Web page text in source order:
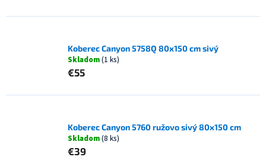
Koberec Canyon 5758Q 80x150 cm sivý
Skladom(1 ks)
€55
Koberec Canyon 5760 ružovo sivý 80x150 cm
Skladom(8 ks)
€39